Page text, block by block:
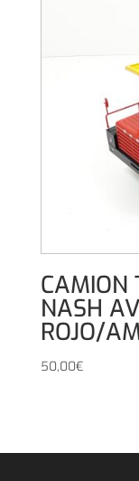
CAMION
NASH
ROJO/
50,00€